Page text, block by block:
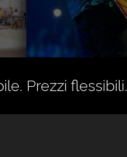
Prezzi flessibili.